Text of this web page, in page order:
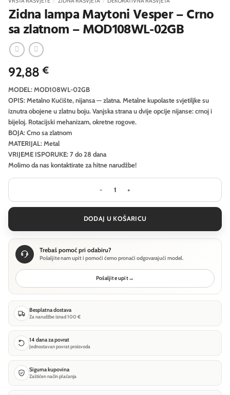
Zidna lampa Maytoni Vesper – Crno
sa zlatnom – MOD108WL-02GB
92,88 €
MODEL: MOD108WL-02GB
OPIS: Metalno Kućište, nijansa — zlatna. Metalne kupolaste svjetiljke su
iznutra obojene u zlatnu boju. Vanjska strana u dvije opcije nijanse: crnoj i
bijeloj. Rotacijski mehanizam, okretne rogove.
BOJA: Crno sa zlatnom
MATERIJAL: Metal
VRIJEME ISPORUKE: 7 do 28 dana
Molimo da nas kontaktirate za hitne narudžbe!
Zidna lampa Maytoni Vesper - Crno
DODAJ U KOŠARICU
Trebaš pomoć pri odabiru?
Pošaljite nam upit i pomoći ćemo pronaći odgovarajući model.
Pošaljite upit→
Besplatna dostava
Za narudžbe iznad 100 €
14 dana za povrat
Jednostavan povrat proizvoda
Sigurna kupovina
Zaštićen način plaćanja